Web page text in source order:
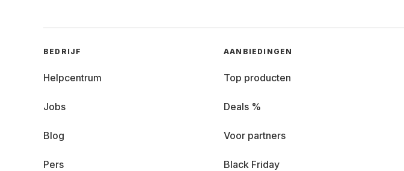
BEDRIJF
Helpcentrum
Jobs
Blog
Pers
AANBIEDINGEN
Top producten
Deals %
Voor partners
Black Friday